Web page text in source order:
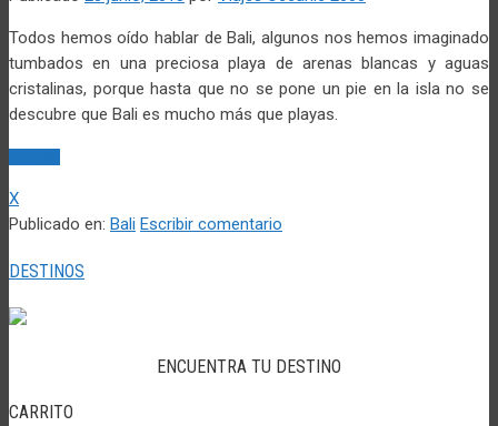
Todos hemos oído hablar de Bali, algunos nos hemos imaginado
tumbados en una preciosa playa de arenas blancas y aguas
cristalinas, porque hasta que no se pone un pie en la isla no se
descubre que Bali es mucho más que playas.
X
Publicado en: Bali Escribir comentario
DESTINOS
ENCUENTRA TU DESTINO
CARRITO